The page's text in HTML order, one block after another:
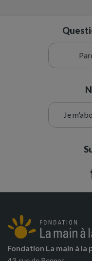
Je
Fondation La main à la